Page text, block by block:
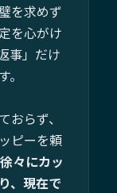
を求めず
を心がけ
事」だけ
おらず、
ピーを頼
々にカッ
、現在で